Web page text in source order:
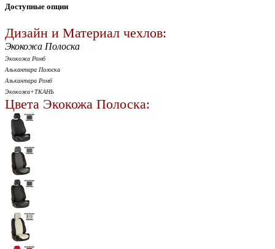
Доступные опции
Дизайн и Материал чехлов:
Экокожа Полоска
Экокожа Ромб
Алькантара Полоска
Алькантара Ромб
Экокожа+ТКАНЬ
Цвета Экокожа Полоска: